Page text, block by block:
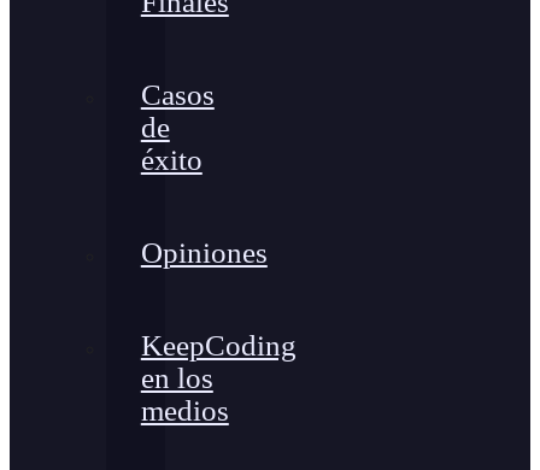
Casos
de
éxito
Opiniones
KeepCoding
en los
medios